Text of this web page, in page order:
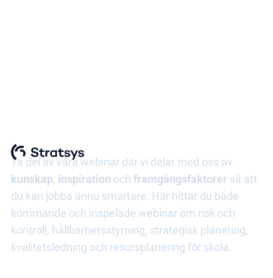
Ta del av våra webinar där vi delar med oss av
kunskap, inspiration och framgångsfaktorer så att
du kan jobba ännu smartare. Här hittar du både
kommande och inspelade webinar om risk och
kontroll, hållbarhetsstyrning, strategisk planering,
kvalitetsledning och resursplanering för skola.